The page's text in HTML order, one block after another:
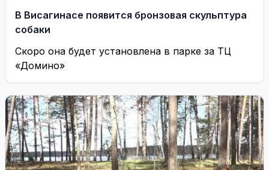
В Висагинасе появится бронзовая скульптура
собаки
Скоро она будет установлена в парке за ТЦ
«Домино»